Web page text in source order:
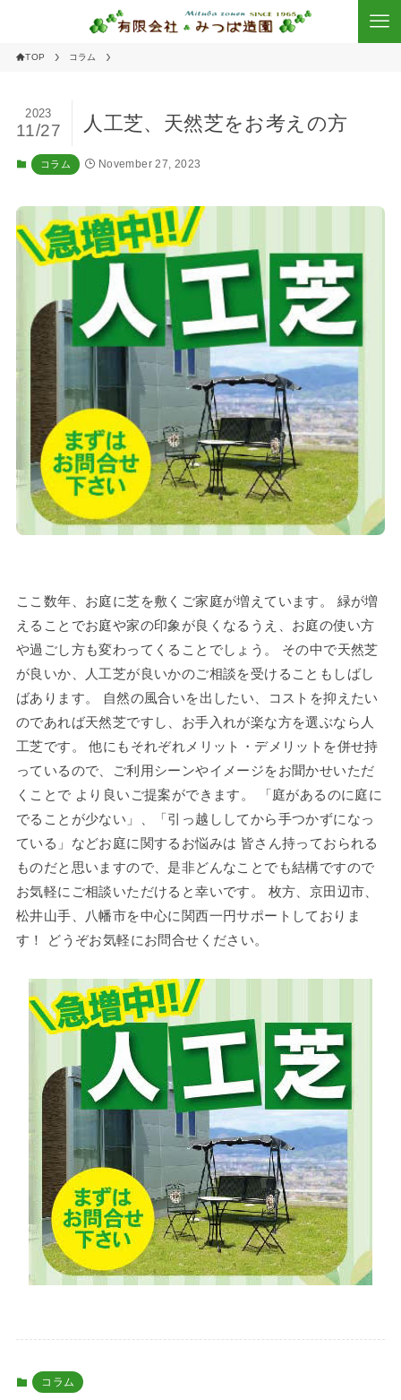
TOP コラム
人工芝、天然芝をお考えの方
2023
11/27
コラム November 27, 2023
ここ数年、お庭に芝を敷くご家庭が増えています。 緑が増
えることでお庭や家の印象が良くなるうえ、お庭の使い方
や過ごし方も変わってくることでしょう。 その中で天然芝
が良いか、人工芝が良いかのご相談を受けることもしばし
ばあります。 自然の風合いを出したい、コストを抑えたい
のであれば天然芝ですし、お手入れが楽な方を選ぶなら人
工芝です。 他にもそれぞれメリット・デメリットを併せ持
っているので、ご利用シーンやイメージをお聞かせいただ
くことで より良いご提案ができます。 「庭があるのに庭に
でることが少ない」、「引っ越ししてから手つかずになっ
ている」などお庭に関するお悩みは 皆さん持っておられる
ものだと思いますので、是非どんなことでも結構ですので
お気軽にご相談いただけると幸いです。 枚方、京田辺市、
松井山手、八幡市を中心に関西一円サポートしておりま
す！ どうぞお気軽にお問合せください。
コラム